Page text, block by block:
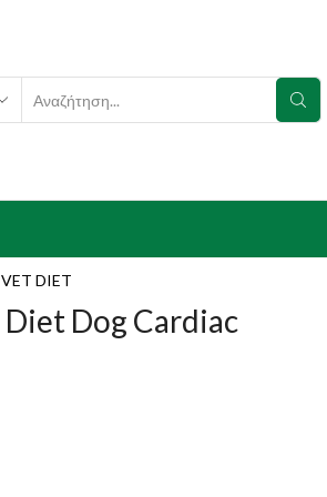
SEARCH
DIET
Diet Dog Cardiac